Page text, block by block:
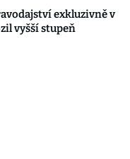
exkluzivně v
vyšší stupeň